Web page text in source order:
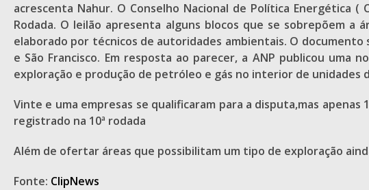
acrescenta Nahur. O Conselho Nacional de Política Energética
Rodada. O leilão apresenta alguns blocos que se sobrepõem a
elaborado por técnicos de autoridades ambientais. O documento
e São Francisco. Em resposta ao parecer, a ANP publicou
exploração e produção de petróleo e gás no interior de unidades
Vinte e uma empresas se qualificaram para a disputa,mas
registrado na 10ª rodada
Além de ofertar áreas que possibilitam um tipo de exploração
Fonte: ClipNews